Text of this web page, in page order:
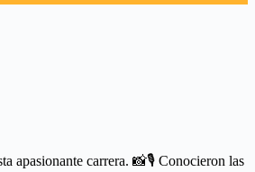
apasionante carrera. 📸🎙️ Conocieron las